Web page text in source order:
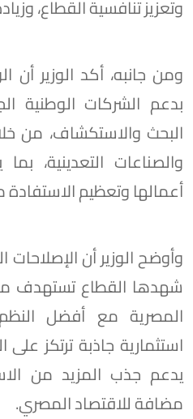
وتعزيز تنافسية القطاع،
ومن جانبه، أكد الوزير أن
بدعم الشركات الوطنية
البحث والاستكشاف، من
والصناعات التعدينية،
أعمالها وتعظيم الاستفادة
وأوضح الوزير أن الإصلاحات
شهدها القطاع تستهدف
المصرية مع أفضل النظم
استثمارية جاذبة ترتكز على
يدعم جذب المزيد من
مضافة للاقتصاد المصري.